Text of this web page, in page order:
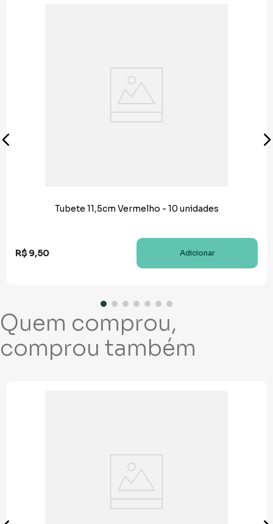
Tubete 11,5cm Vermelho - 10 unidades
R$ 9,50 Adicionar
Quem comprou,
comprou também